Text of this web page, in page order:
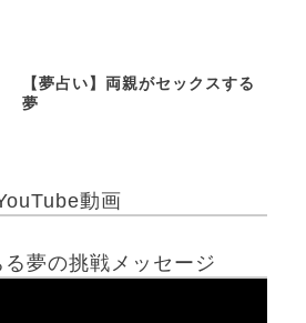
【夢占い】両親がセックスする
夢
動画
夢の挑戦メッセージ